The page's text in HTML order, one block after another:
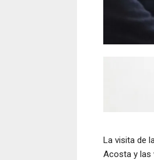
La visita de
Acosta y las